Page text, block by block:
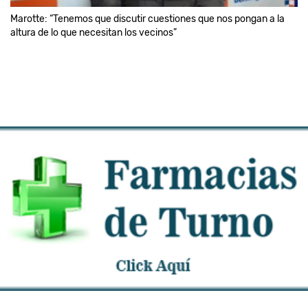
Marotte: “Tenemos que discutir cuestiones que nos pongan a la
altura de lo que necesitan los vecinos”